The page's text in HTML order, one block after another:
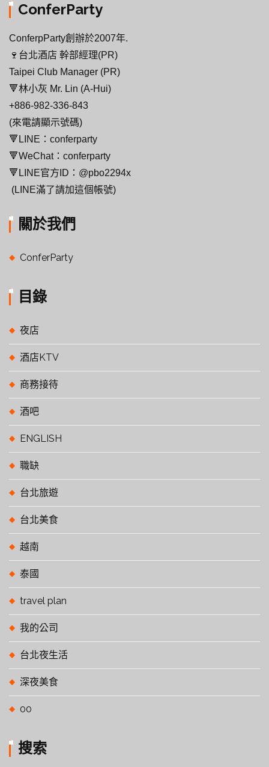
ConferParty
ConferpParty創辦於2007年.
🍷台北酒店 幹部經理(PR)
Taipei Club Manager (PR)
🔻林小灰 Mr. Lin (A-Hui)
+886-982-336-843
(來電請顯示號碼)
🔻LINE：conferparty
🔻WeChat：conferparty
🔻LINE官方ID：@pbo2294x
(LINE滿了請加這個帳號)
關於我們
ConferParty
目錄
夜店
酒店KTV
商務接待
酒吧
ENGLISH
職缺
台北旅遊
台北美食
越南
泰國
travel plan
我的公司
台北夜生活
深夜美食
00
搜索